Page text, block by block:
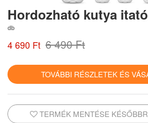
Hordozható kutya
db
4 690 Ft 6 490 Ft
TOVÁBBI RÉSZLETEK ÉS
TERMÉK MENTÉSE